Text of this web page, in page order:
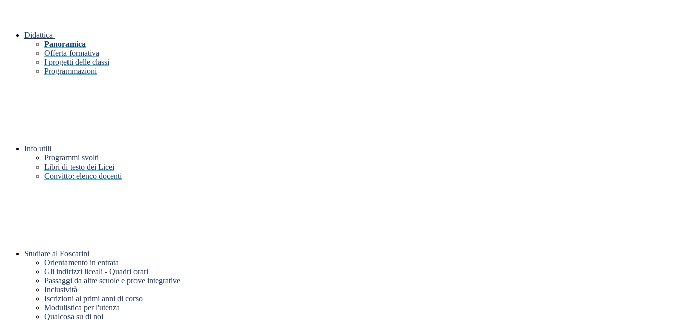
Didattica
Panoramica
Offerta formativa
I progetti delle classi
Programmazioni
Info utili
Programmi svolti
Libri di testo dei Licei
Convitto: elenco docenti
Studiare al Foscarini
Orientamento in entrata
Gli indirizzi liceali - Quadri orari
Passaggi da altre scuole e prove integrative
Inclusività
Iscrizioni ai primi anni di corso
Modulistica per l'utenza
Qualcosa su di noi